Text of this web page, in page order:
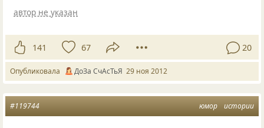
автор не указан
141 67 20
Опубликовала ДоЗа СчАсТьЯ 29 ноя 2012
юмор истории
#119744